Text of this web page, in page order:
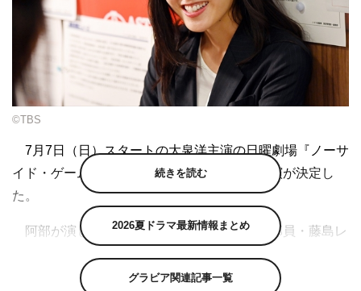
©TBS
7月7日（日）スタートの大泉洋主演の日曜劇場『ノーサ
イド・ゲーム』（TBS系）に、阿部純子の出演が決定し
た。
阿部が演じるのは、トキワ自動車海外事業部員・藤島レ
ロズ」の熱狂的ファンで、中でも浜畑譲（廣瀬俊朗）のフ
続きを読む
2026夏ドラマ最新情報まとめ
グラビア関連記事一覧